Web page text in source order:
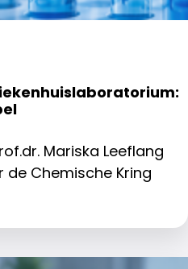
Mariska Leeflang
Chemische Kring